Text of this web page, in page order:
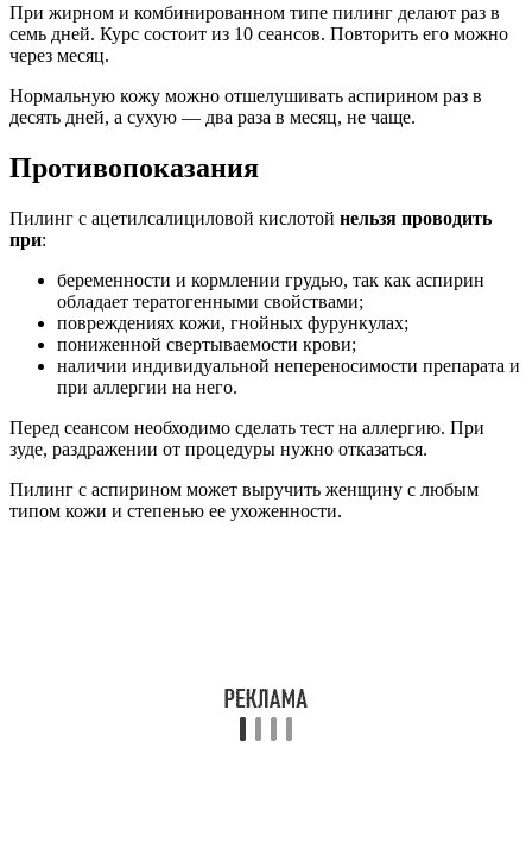
При жирном и комбинированном типе пилинг делают раз в
семь дней. Курс состоит из 10 сеансов. Повторить его можно
через месяц.
Нормальную кожу можно отшелушивать аспирином раз в
десять дней, а сухую — два раза в месяц, не чаще.
Противопоказания
Пилинг с ацетилсалициловой кислотой нельзя проводить
при:
беременности и кормлении грудью, так как аспирин
обладает тератогенными свойствами;
повреждениях кожи, гнойных фурункулах;
пониженной свертываемости крови;
наличии индивидуальной непереносимости препарата и
при аллергии на него.
Перед сеансом необходимо сделать тест на аллергию. При
зуде, раздражении от процедуры нужно отказаться.
Пилинг с аспирином может выручить женщину с любым
типом кожи и степенью ее ухоженности.